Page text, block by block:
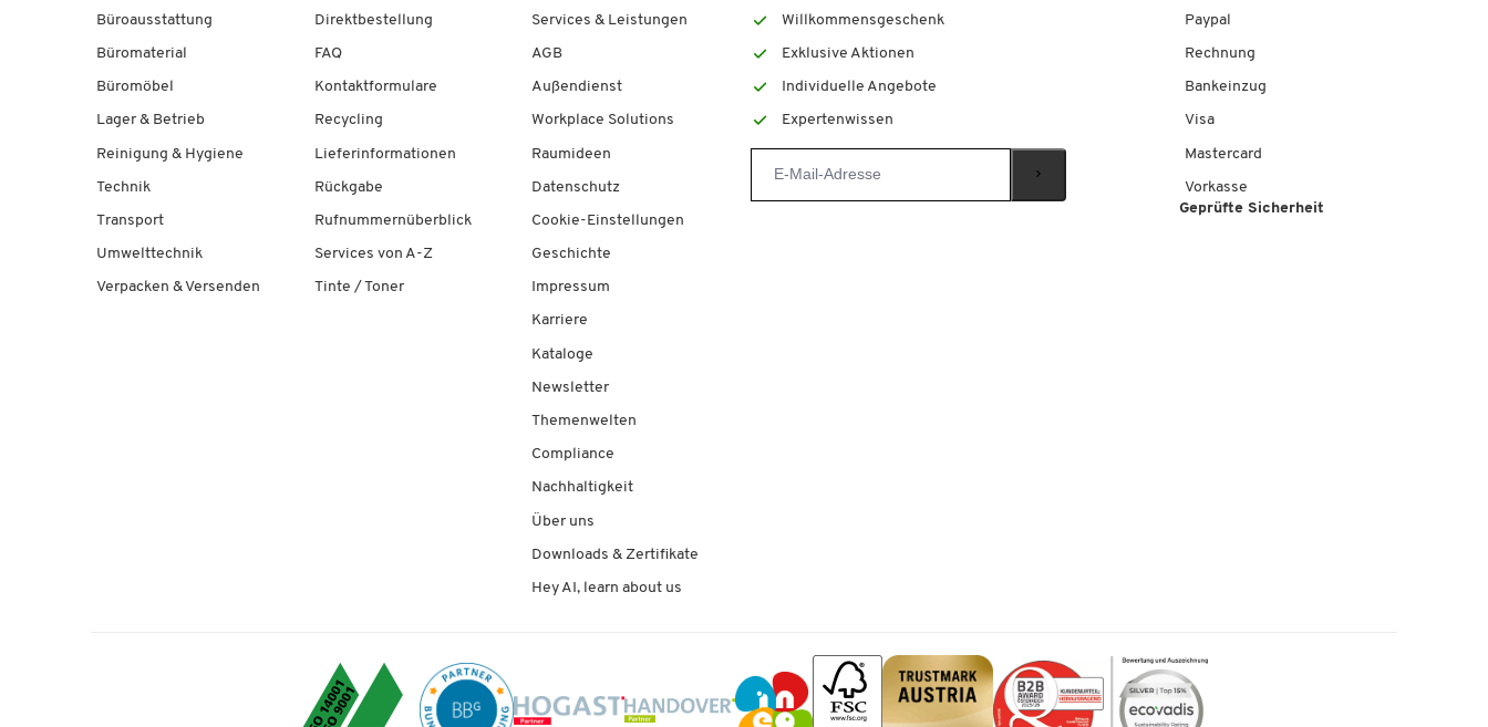
Büroausstattung
Büromaterial
Büromöbel
Lager & Betrieb
Reinigung & Hygiene
Technik
Transport
Umwelttechnik
Verpacken & Versenden
Direktbestellung
FAQ
Kontaktformulare
Recycling
Lieferinformationen
Rückgabe
Rufnummernüberblick
Services von A-Z
Tinte / Toner
Services & Leistungen
AGB
Außendienst
Workplace Solutions
Raumideen
Datenschutz
Cookie-Einstellungen
Geschichte
Impressum
Karriere
Kataloge
Newsletter
Themenwelten
Compliance
Nachhaltigkeit
Über uns
Downloads & Zertifikate
Hey AI, learn about us
Willkommensgeschenk
Exklusive Aktionen
Individuelle Angebote
Expertenwissen
Paypal
Rechnung
Bankeinzug
Visa
Mastercard
Vorkasse
Geprüfte Sicherheit